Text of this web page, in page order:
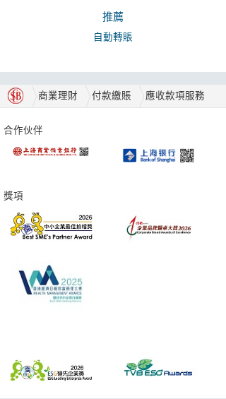
推薦
自動轉賬
商業理財 付款繳賬 應收款項服務
合作伙伴
獎項